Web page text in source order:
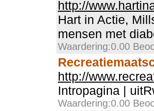
http://
Hart in Actie,
mensen met
Waardering:0.00
http://
Intropagina |
Waardering:0.00